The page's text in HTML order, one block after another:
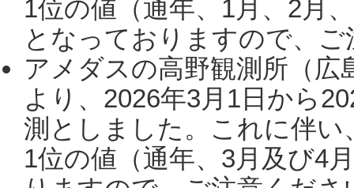
1位の値（通年、1月、2月
となっておりますので、
アメダスの高野観測所（
より、2026年3月1日から
測としました。これに伴い
1位の値（通年、3月及び4